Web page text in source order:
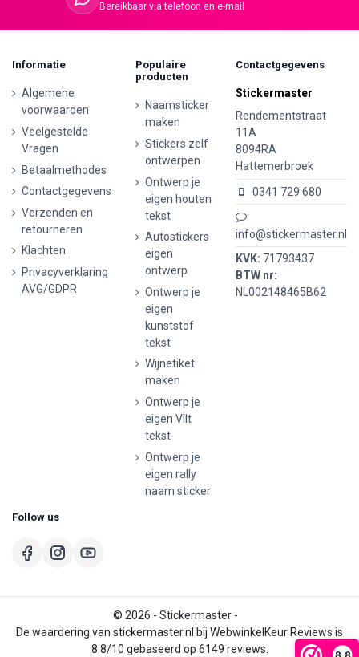
8,8
Bereikbaar via telefoon en e-mail
Informatie
Algemene
voorwaarden
Veelgestelde
Vragen
Betaalmethodes
Contactgegevens
Verzenden en
retourneren
Klachten
Privacyverklaring
AVG/GDPR
Populaire
producten
Naamsticker
maken
Stickers zelf
ontwerpen
Ontwerp je
eigen houten
tekst
Autostickers
eigen
ontwerp
Ontwerp je
eigen
kunststof
tekst
Wijnetiket
maken
Ontwerp je
eigen Vilt
tekst
Ontwerp je
eigen rally
naam sticker
Contactgegevens
Stickermaster
Rendementstraat
11A
8094RA
Hattemerbroek
0341 729 680
info@stickermaster.nl
KVK: 71793437
BTW nr:
NL002148465B62
Follow us
© 2026 - Stickermaster -
De waardering van stickermaster.nl bij WebwinkelKeur Reviews is
8.8/10 gebaseerd op 6149 reviews.